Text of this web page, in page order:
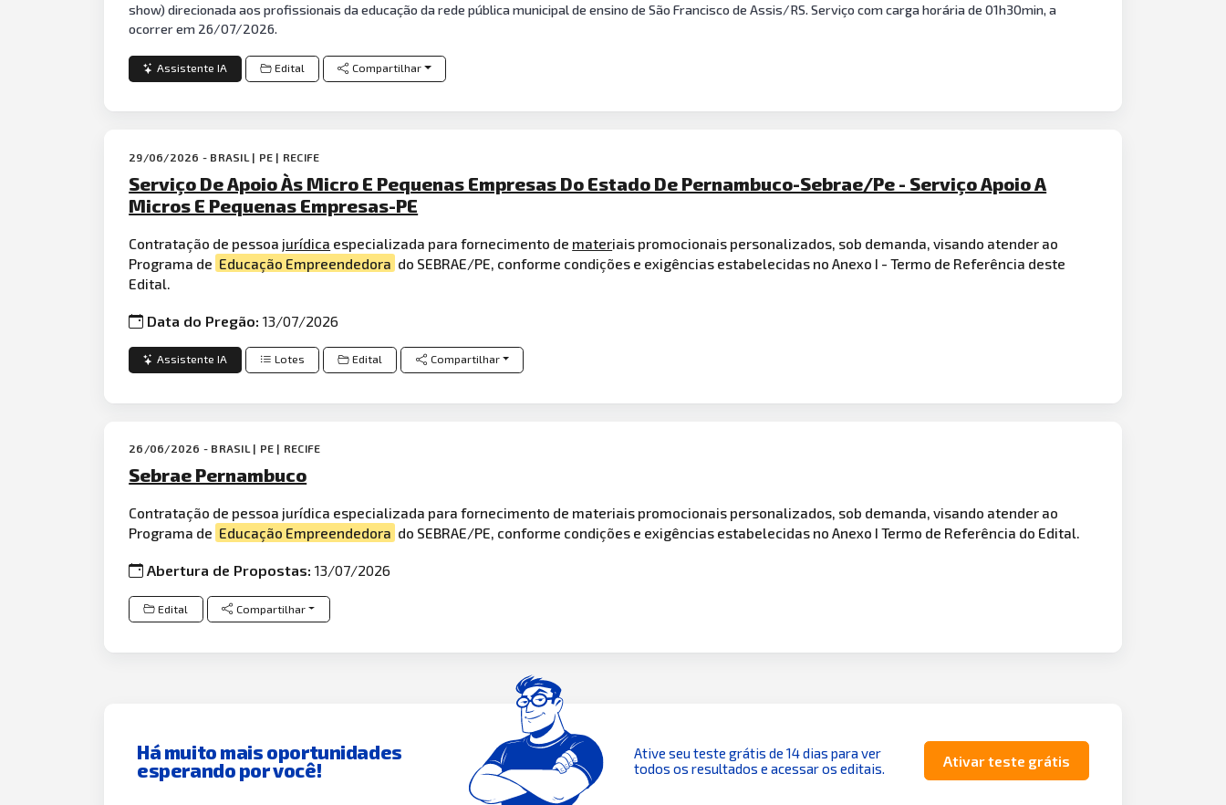
show) direcionada aos profissionais da educação da rede pública municipal de ensino de São Francisco de Assis/RS. Serviço com carga horária de 01h30min, a
ocorrer em 26/07/2026.
Assistente IA Edital Compartilhar
29/06/2026 - BRASIL | PE | RECIFE
Serviço De Apoio Às Micro E Pequenas Empresas Do Estado De Pernambuco-Sebrae/Pe - Serviço Apoio A
Micros E Pequenas Empresas-PE
Contratação de pessoa jurídica especializada para fornecimento de materiais promocionais personalizados, sob demanda, visando atender ao
Programa de Educação Empreendedora do SEBRAE/PE, conforme condições e exigências estabelecidas no Anexo I - Termo de Referência deste
Edital.
Data do Pregão:13/07/2026
Assistente IA Lotes Edital Compartilhar
26/06/2026 - BRASIL | PE | RECIFE
Sebrae Pernambuco
Contratação de pessoa jurídica especializada para fornecimento de materiais promocionais personalizados, sob demanda, visando atender ao
Programa de Educação Empreendedora do SEBRAE/PE, conforme condições e exigências estabelecidas no Anexo I Termo de Referência do Edital.
Abertura de Propostas:13/07/2026
Edital Compartilhar
Há muito mais oportunidades
esperando por você!
Ative seu teste grátis de 14 dias para ver
todos os resultados e acessar os editais.
Ativar teste grátis